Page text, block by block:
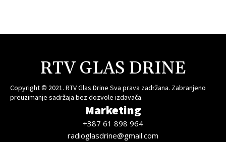
RTV GLAS DRINE
Copyright © 2021. RTV Glas Drine Sva prava zadržana. Zabranjeno
preuzimanje sadržaja bez dozvole izdavača.
Marketing
+387 61 898 964
radioglasdrine@gmail.com